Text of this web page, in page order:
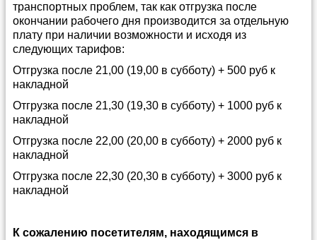
транспортных проблем, так как отгрузка после
окончании рабочего дня производится за отдельную
плату при наличии возможности и исходя из
следующих тарифов:
Отгрузка после 21,00 (19,00 в субботу) + 500 руб к
накладной
Отгрузка после 21,30 (19,30 в субботу) + 1000 руб к
накладной
Отгрузка после 22,00 (20,00 в субботу) + 2000 руб к
накладной
Отгрузка после 22,30 (20,30 в субботу) + 3000 руб к
накладной
К сожалению посетителям, находящимся в